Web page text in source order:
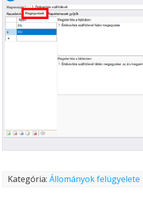
Kategória:Állományok felügyelete